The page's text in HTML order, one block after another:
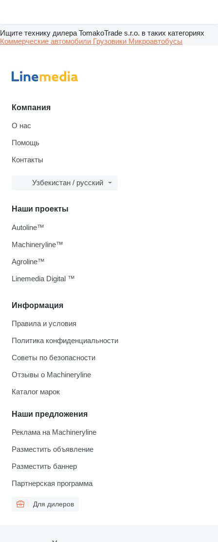
Ищите технику дилера TomakoTrade s.r.o. в таких категориях
Коммерческие автомобили Грузовики Микроавтобусы
Компания
О нас
Помощь
Контакты
Узбекистан / русский
Информация
Правила и условия
Политика конфиденциальности
Советы по безопасности
Отзывы о Machineryline
Каталог марок
Наши предложения
Реклама на Machineryline
Разместить объявление
Разместить баннер
Партнерская программа
Для дилеров
Наши проекты
Autoline™
Machineryline™
Agroline™
Linemedia Digital ™